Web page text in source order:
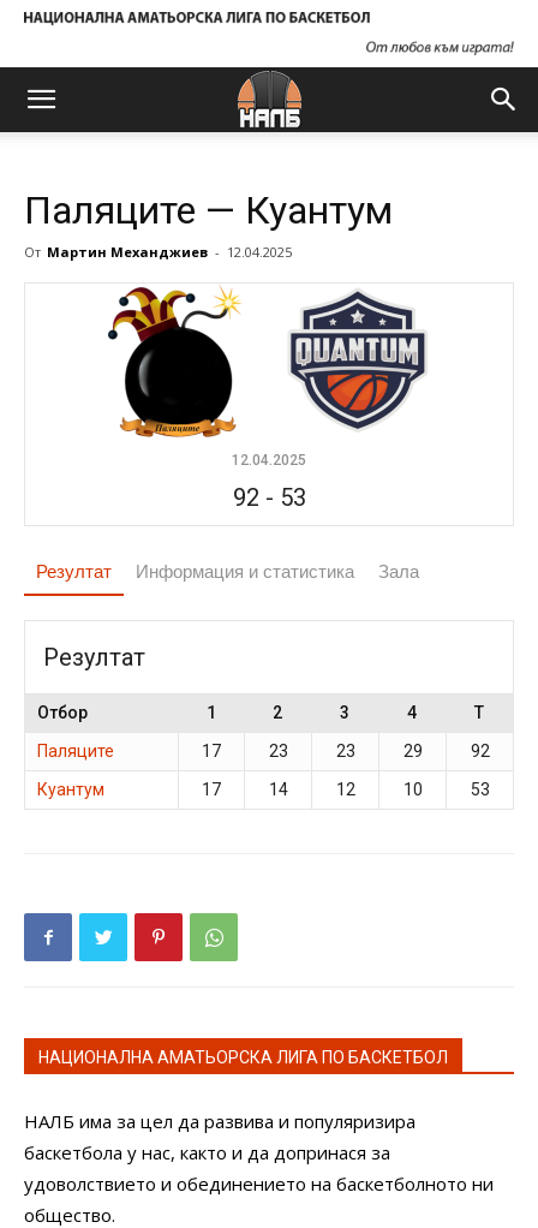
Паляците — Куантум
От Мартин Механджиев - 12.04.2025
12.04.2025
92 - 53
Резултат Информация и статистика Зала
Резултат
Отбор 1 2 3 4
T
Паляците
17 23 23 29
92
Куантум
17 14 12 10 53
НАЦИОНАЛНА АМАТЬОРСКА ЛИГА ПО БАСКЕТБОЛ
НАЛБ има за цел да развива и популяризира
баскетбола у нас, както и да допринася за
удоволствието и обединението на баскетболното ни
общество.